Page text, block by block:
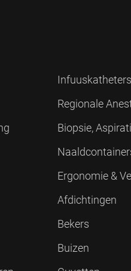
Regionale
Biopsie,
Ergonomie &
Afdichtingen
Bekers
Buizen